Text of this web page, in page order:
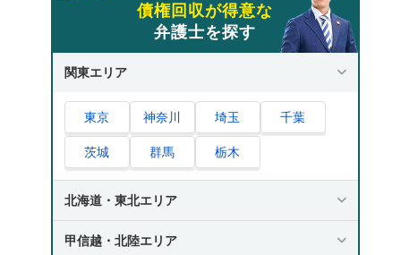
債権回収が得意な
弁護士を探す
関東エリア
東京 神奈川 埼玉 千葉
茨城 群馬 栃木
北海道・東北エリア
甲信越・北陸エリア